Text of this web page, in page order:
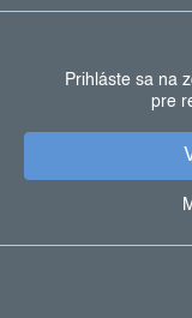
Prihláste sa na
pre